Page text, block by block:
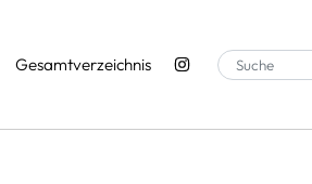
Gesamtverzeichnis